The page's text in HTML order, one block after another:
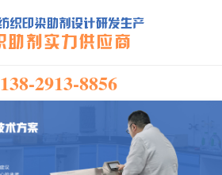
138-2913-8856